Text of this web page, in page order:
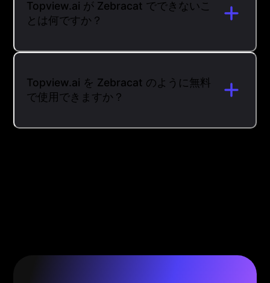
Topview.ai が Zebracat でできないこ
とは何ですか？
Topview.ai を Zebracat のように無料
で使用できますか？